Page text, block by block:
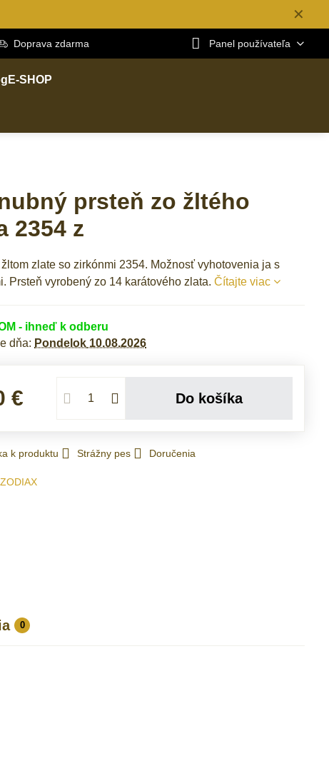
✕
Doprava zdarma Panel používateľa
E-SHOP
prsteň zo žltého
2354 z
žltom zlate so zirkónmi 2354. Možnosť vyhotovenia ja s
Prsteň vyrobený zo 14 karátového zlata.Čítajte viac
- ihneď k odberu
dňa: Pondelok 10.08.2026
€ Do košíka
k produktu Strážny pes Doručenia
ZODIAX
0